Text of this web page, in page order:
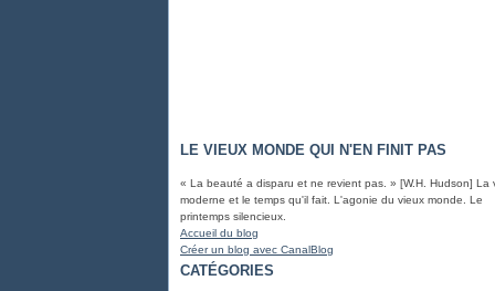
LE VIEUX MONDE QUI N'EN FINIT PAS
« La beauté a disparu et ne revient pas. » [W.H. Hudson] La
moderne et le temps qu'il fait. L'agonie du vieux monde. Le
printemps silencieux.
Accueil du blog
Créer un blog avec CanalBlog
CATÉGORIES